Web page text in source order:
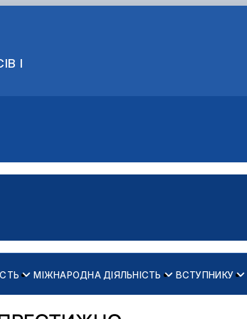
І
МІЖНАРОДНА ДІЯЛЬНІСТЬ
кафедри психології
ВСТУПНИКУ